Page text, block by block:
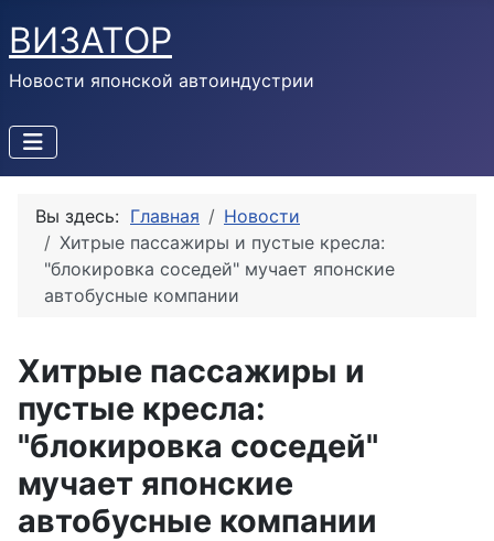
ВИЗАТОР
Новости японской автоиндустрии
Вы здесь: Главная
Новости
Хитрые пассажиры и пустые кресла:
"блокировка соседей" мучает японские
автобусные компании
Хитрые пассажиры и
пустые кресла:
"блокировка соседей"
мучает японские
автобусные компании